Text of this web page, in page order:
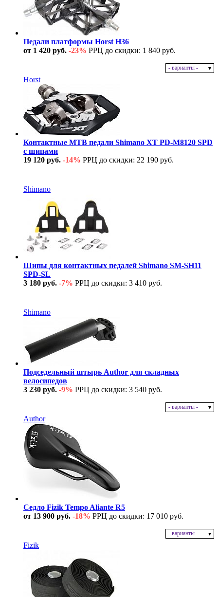
Педали платформы Horst H36
от 1 420 руб. -23% РРЦ до скидки: 1 840 руб.
- варианты -
Horst
Контактные MTB педали Shimano XT PD-M8120 SPD
с шипами
19 120 руб. -14% РРЦ до скидки: 22 190 руб.
Shimano
Шипы для контактных педалей Shimano SM-SH11
SPD-SL
3 180 руб. -7% РРЦ до скидки: 3 410 руб.
Shimano
Подседельный штырь Author для складных
велосипедов
3 230 руб. -9% РРЦ до скидки: 3 540 руб.
- варианты -
Author
Седло Fizik Tempo Aliante R5
от 13 900 руб. -18% РРЦ до скидки: 17 010 руб.
- варианты -
Fizik